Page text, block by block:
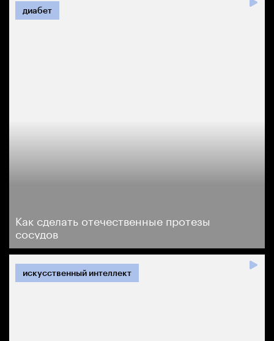
Как сделать отечественные протезы
сосудов
диабет
искусственный интеллект